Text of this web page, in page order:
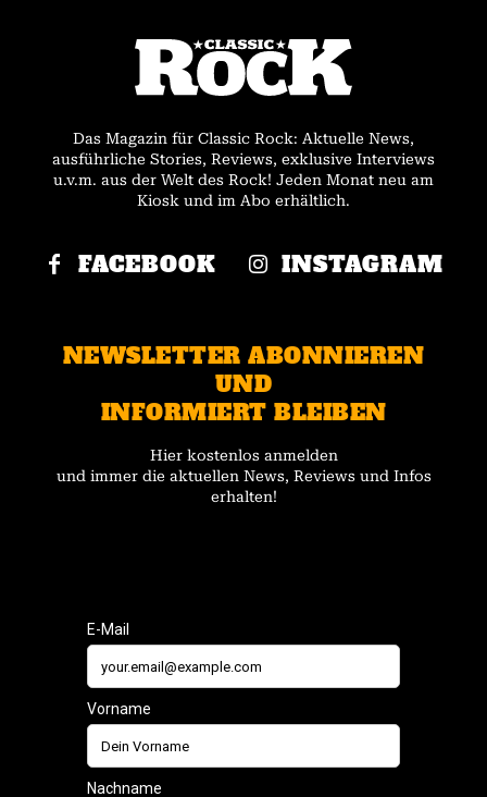
Das Magazin für Classic Rock: Aktuelle News,
ausführliche Stories, Reviews, exklusive Interviews
u.v.m. aus der Welt des Rock! Jeden Monat neu am
Kiosk und im Abo erhältlich.
FACEBOOK INSTAGRAM
NEWSLETTER ABONNIEREN
UND
INFORMIERT BLEIBEN
Hier kostenlos anmelden
und immer die aktuellen News, Reviews und Infos
erhalten!